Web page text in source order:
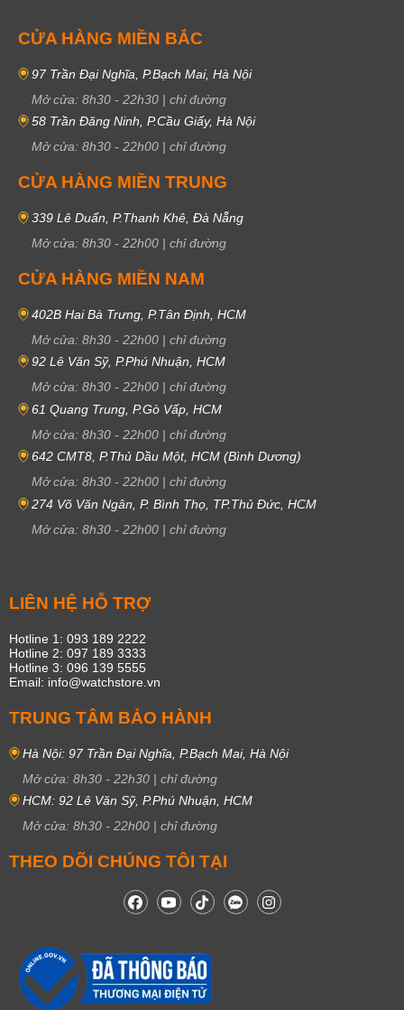
CỬA HÀNG MIỀN BẮC
97 Trần Đại Nghĩa, P.Bạch Mai, Hà Nội
Mở cửa: 8h30 - 22h30 | chỉ đường
58 Trần Đăng Ninh, P.Cầu Giấy, Hà Nội
Mở cửa: 8h30 - 22h00 | chỉ đường
CỬA HÀNG MIỀN TRUNG
339 Lê Duẩn, P.Thanh Khê, Đà Nẵng
Mở cửa: 8h30 - 22h00 | chỉ đường
CỬA HÀNG MIỀN NAM
402B Hai Bà Trưng, P.Tân Định, HCM
Mở cửa: 8h30 - 22h00 | chỉ đường
92 Lê Văn Sỹ, P.Phú Nhuận, HCM
Mở cửa: 8h30 - 22h00 | chỉ đường
61 Quang Trung, P.Gò Vấp, HCM
Mở cửa: 8h30 - 22h00 | chỉ đường
642 CMT8, P.Thủ Dầu Một, HCM (Bình Dương)
Mở cửa: 8h30 - 22h00 | chỉ đường
274 Võ Văn Ngân, P. Bình Thọ, TP.Thủ Đức, HCM
Mở cửa: 8h30 - 22h00 | chỉ đường
LIÊN HỆ HỖ TRỢ
Hotline 1: 093 189 2222
Hotline 2: 097 189 3333
Hotline 3: 096 139 5555
Email: info@watchstore.vn
TRUNG TÂM BẢO HÀNH
Hà Nội: 97 Trần Đại Nghĩa, P.Bạch Mai, Hà Nội
Mở cửa: 8h30 - 22h30 | chỉ đường
HCM: 92 Lê Văn Sỹ, P.Phú Nhuận, HCM
Mở cửa: 8h30 - 22h00 | chỉ đường
THEO DÕI CHÚNG TÔI TẠI